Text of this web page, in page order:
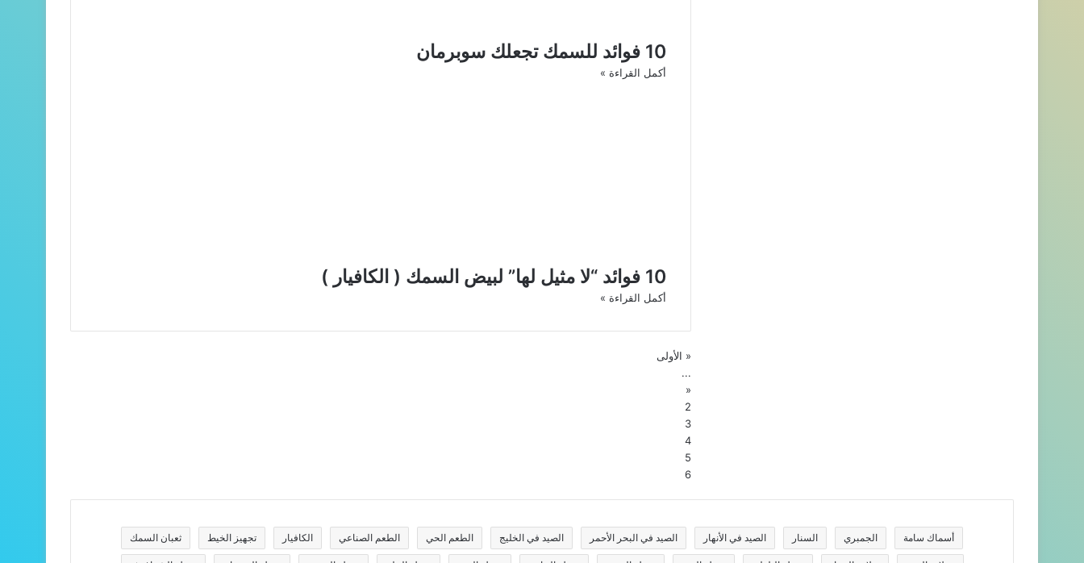
10 فوائد للسمك تجعلك سوبرمان
أكمل القراءة »
10 فوائد “لا مثيل لها” لبيض السمك ( الكافيار )
أكمل القراءة »
« الأولى
...
«
2
3
4
5
6
أسماك سامة الجمبري السنار الصيد في الأنهار الصيد في البحر الأحمر الصيد في الخليج الطعم الحي الطعم الصناعي الكافيار تجهيز الخيط ثعبان السمك